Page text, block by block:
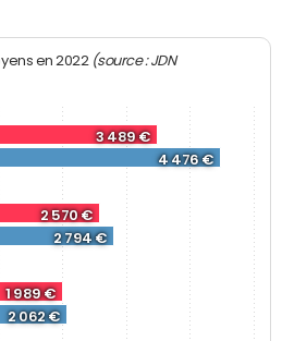
en 2022 (source : JDN
3 489 €
2 570 €
1 989 €
4 476 €
2 794 €
2 062 €